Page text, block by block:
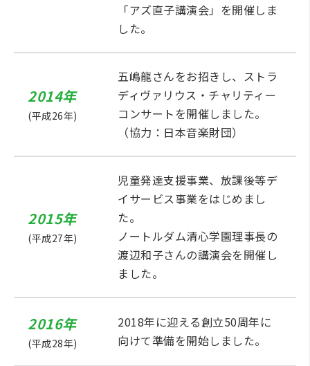
「アズ直子講演会」を開催しま
した。
2014年
(平成26年)
五嶋龍さんをお招きし、ストラ
ディヴァリウス・チャリティー
コンサートを開催しました。
（協力：日本音楽財団）
2015年
(平成27年)
児童発達支援事業、放課後等デ
イサービス事業をはじめまし
た。
ノートルダム清心学園理事長の
渡辺和子さんの講演会を開催し
ました。
2016年
(平成28年)
2018年に迎える創立50周年に
向けて準備を開始しました。